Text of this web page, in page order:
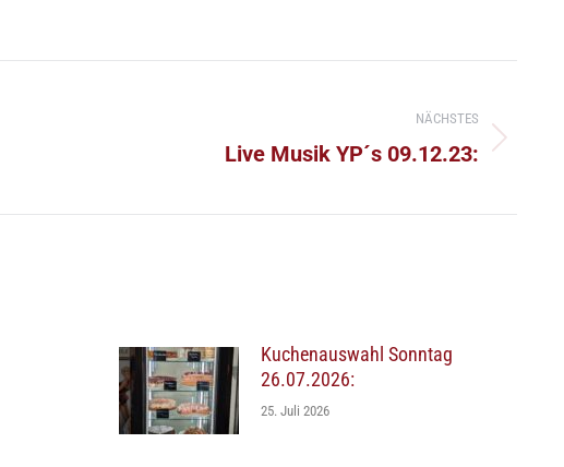
NÄCHSTES
Live Musik YP´s 09.12.23:
Kuchenauswahl Sonntag
26.07.2026:
25. Juli 2026